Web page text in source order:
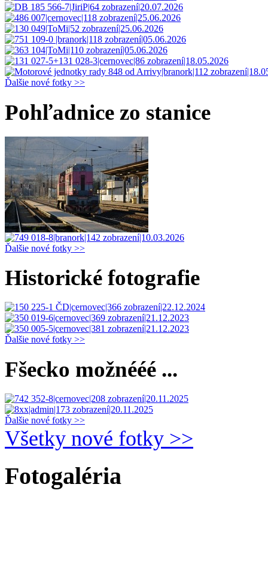
Ďalšie nové fotky >>
Pohľadnice zo stanice
Ďalšie nové fotky >>
Historické fotografie
Ďalšie nové fotky >>
Fšecko možnééé ...
Ďalšie nové fotky >>
Všetky nové fotky >>
Fotogaléria